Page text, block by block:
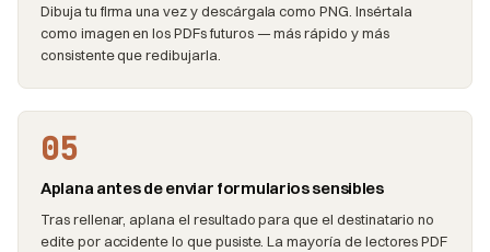
Dibuja tu firma una vez y descárgala como PNG. Insértala
como imagen en los PDFs futuros — más rápido y más
consistente que redibujarla.
05
Aplana antes de enviar formularios sensibles
Tras rellenar, aplana el resultado para que el destinatario no
edite por accidente lo que pusiste. La mayoría de lectores PDF